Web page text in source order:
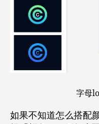
字母
如果不知道怎么搭配